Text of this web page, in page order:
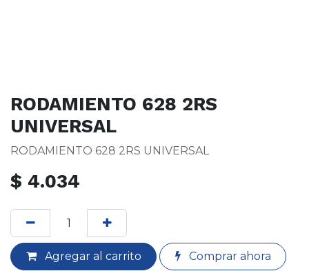
RODAMIENTO 628 2RS
UNIVERSAL
RODAMIENTO 628 2RS UNIVERSAL
$ 4.034
Agregar al carrito Comprar ahora